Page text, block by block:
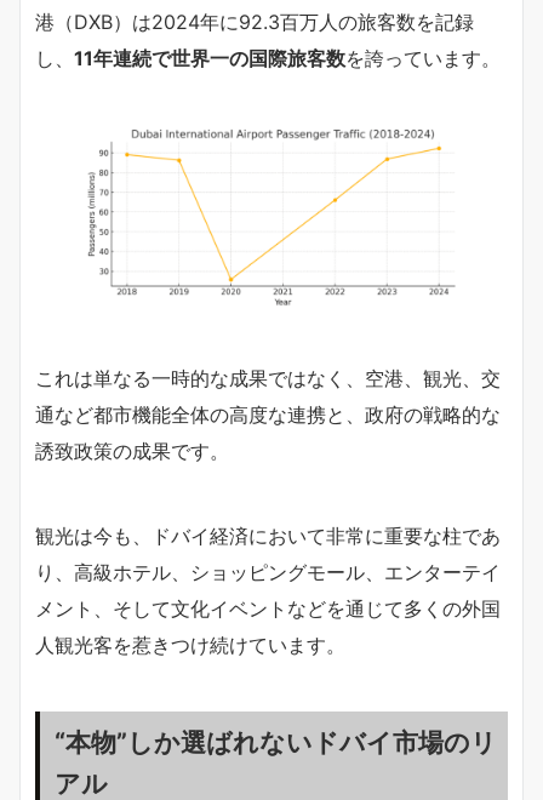
港（DXB）は2024年に92.3百万人の旅客数を記録
し、 11年連続で世界一の国際旅客数を誇っています。
これは単なる一時的な成果ではなく、空港、観光、交
通など都市機能全体の高度な連携と、政府の戦略的な
誘致政策の成果です。
観光は今も、ドバイ経済において非常に重要な柱であ
り、高級ホテル、ショッピングモール、エンターテイ
メント、そして文化イベントなどを通じて多くの外国
人観光客を惹きつけ続けています。
“本物”しか選ばれないドバイ市場のリ
アル